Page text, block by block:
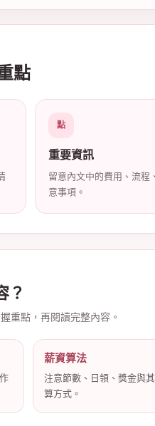
點
點
重要資訊
留意內文中的費用、流程
意事項。
？
重點，再閱讀完整內容。
薪資算法
注意節數、日領、獎金與
算方式。